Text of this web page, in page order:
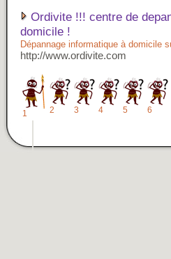
Ordivite !!! centre de
domicile !
Dépannage informatique à domicile
http://www.ordivite.com
1 2 3 4 5 6